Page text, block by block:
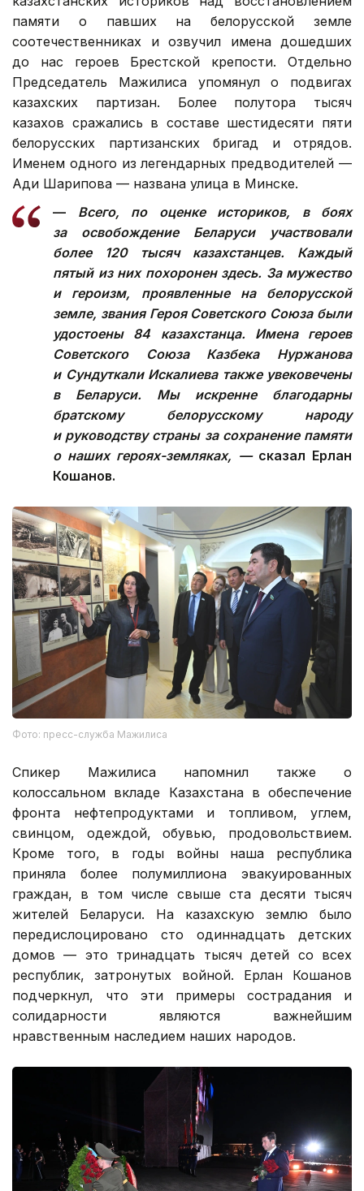
памяти о павших на белорусской земле
соотечественниках и озвучил имена дошедших
до нас героев Брестской крепости. Отдельно
Председатель Мажилиса упомянул о подвигах
казахских партизан. Более полутора тысяч
казахов сражались в составе шестидесяти пяти
белорусских партизанских бригад и отрядов.
Именем одного из легендарных предводителей —
Ади Шарипова — названа улица в Минске.
— Всего, по оценке историков, в боях
за освобождение Беларуси участвовали
более 120 тысяч казахстанцев. Каждый
пятый из них похоронен здесь. За мужество
и героизм, проявленные на белорусской
земле, звания Героя Советского Союза были
удостоены 84 казахстанца. Имена героев
Советского Союза Казбека Нуржанова
и Сундуткали Искалиева также увековечены
в Беларуси. Мы искренне благодарны
братскому белорусскому народу
и руководству страны за сохранение памяти
о наших героях-земляках, — сказал Ерлан
Кошанов.
Фото: пресс-служба Мажилиса
Спикер Мажилиса напомнил также о
колоссальном вкладе Казахстана в обеспечение
фронта нефтепродуктами и топливом, углем,
свинцом, одеждой, обувью, продовольствием.
Кроме того, в годы войны наша республика
приняла более полумиллиона эвакуированных
граждан, в том числе свыше ста десяти тысяч
жителей Беларуси. На казахскую землю было
передислоцировано сто одиннадцать детских
домов — это тринадцать тысяч детей со всех
республик, затронутых войной. Ерлан Кошанов
подчеркнул, что эти примеры сострадания и
солидарности являются важнейшим
нравственным наследием наших народов.